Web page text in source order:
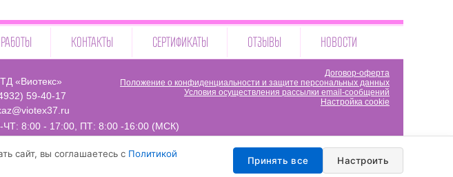
КОНТАКТЫ СЕРТИФИКАТЫ ОТЗЫВЫ НОВОСТИ
«Виотекс»
59-40-17
ЧТ: 8:00 - 17:00, ПТ: 8:00 -16:00 (МСК)
Договор-оферта
Положение о конфиденциальности и защите персональных данных
Условия осуществления рассылки email-сообщений
Настройка cookie
сайт, вы соглашаетесь с Политикой
Принять все Настроить